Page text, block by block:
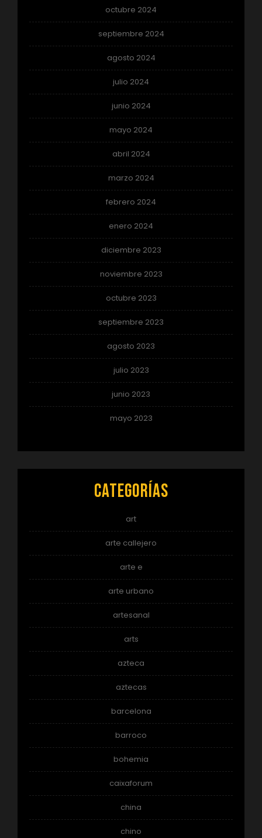
octubre 2024
septiembre 2024
agosto 2024
julio 2024
junio 2024
mayo 2024
abril 2024
marzo 2024
febrero 2024
enero 2024
diciembre 2023
noviembre 2023
octubre 2023
septiembre 2023
agosto 2023
julio 2023
junio 2023
mayo 2023
Categorías
art
arte callejero
arte e
arte urbano
artesanal
arts
azteca
aztecas
barcelona
barroco
bohemia
caixaforum
china
chino